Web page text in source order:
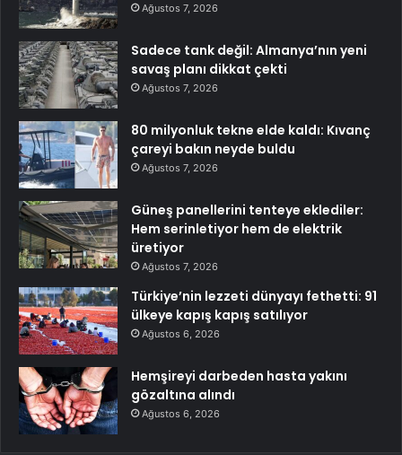
Ağustos 7, 2026
Sadece tank değil: Almanya’nın yeni
savaş planı dikkat çekti
Ağustos 7, 2026
80 milyonluk tekne elde kaldı: Kıvanç
çareyi bakın neyde buldu
Ağustos 7, 2026
Güneş panellerini tenteye eklediler:
Hem serinletiyor hem de elektrik
üretiyor
Ağustos 7, 2026
Türkiye’nin lezzeti dünyayı fethetti: 91
ülkeye kapış kapış satılıyor
Ağustos 6, 2026
Hemşireyi darbeden hasta yakını
gözaltına alındı
Ağustos 6, 2026